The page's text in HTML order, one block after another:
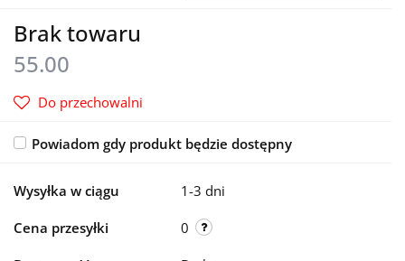
Brak towaru
55.00
Do przechowalni
Powiadom gdy produkt będzie dostępny
Wysyłka w ciągu 1-3 dni
Cena przesyłki 0